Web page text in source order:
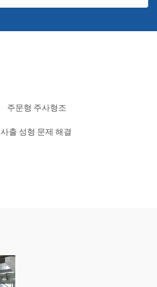
주문형 주사형조
사출 성형 문제 해결